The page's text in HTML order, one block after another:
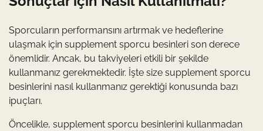
Sporcuların performansını artırmak ve hedeflerine
ulaşmak için supplement sporcu besinleri son derece
önemlidir. Ancak, bu takviyeleri etkili bir şekilde
kullanmanız gerekmektedir. İşte size supplement sporcu
besinlerini nasıl kullanmanız gerektiği konusunda bazı
ipuçları.
Öncelikle, supplement sporcu besinlerini kullanmadan